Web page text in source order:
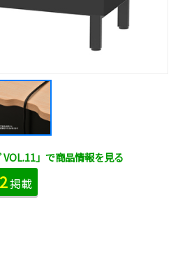
VOL.11」で商品情報を見る
掲載